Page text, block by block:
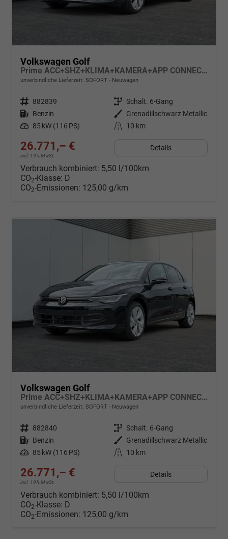
Volkswagen Golf
Prime ACC+SHZ+KLIMA+KAMERA+APP CONNECT+LED+17" ALU
unverbindliche Lieferzeit: SOFORT Neuwagen
Fahrzeugnr. 882839 Getriebe Schalt. 6-Gang
Kraftstoff Benzin Außenfarbe
Grenadillschwarz Metallic
Leistung 85 kW (116 PS) Kilometerstand 10 km
26.771,– €
incl. 19% MwSt.
Details
Verbrauch kombiniert: 5,50 l/100km
CO2-Klasse: D
CO2-Emissionen: 125,00 g/km
Volkswagen Golf
Prime ACC+SHZ+KLIMA+KAMERA+APP CONNECT+LED+17" ALU
unverbindliche Lieferzeit: SOFORT Neuwagen
Fahrzeugnr. 882840 Getriebe Schalt. 6-Gang
Kraftstoff Benzin Außenfarbe
Grenadillschwarz Metallic
Leistung 85 kW (116 PS) Kilometerstand 10 km
26.771,– €
incl. 19% MwSt.
Details
Verbrauch kombiniert: 5,50 l/100km
CO2-Klasse: D
CO2-Emissionen: 125,00 g/km